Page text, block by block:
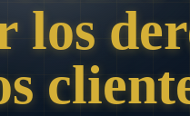
los